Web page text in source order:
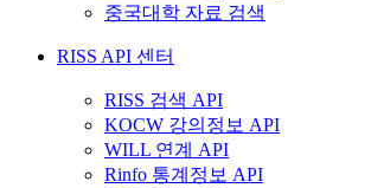
중국대학 자료 검색
RISS API 센터
RISS 검색 API
KOCW 강의정보 API
WILL 연계 API
Rinfo 통계정보 API